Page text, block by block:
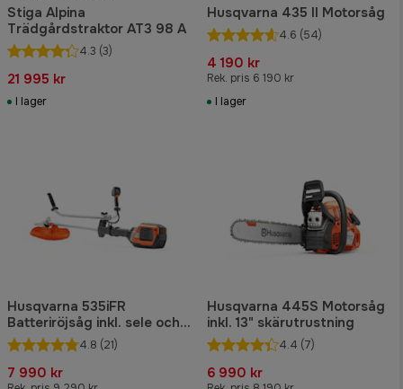
Stiga Alpina
Trädgårdstraktor AT3 98 A
4.3 (3)
21 995 kr
I lager
Husqvarna 435 II Motorsåg
4.6 (54)
4 190 kr
Rek. pris 6 190 kr
I lager
Husqvarna 535iFR
Batteriröjsåg inkl. sele och
tre skärutrustningar
4.8 (21)
7 990 kr
Husqvarna 445S Motorsåg
inkl. 13" skärutrustning
4.4 (7)
6 990 kr